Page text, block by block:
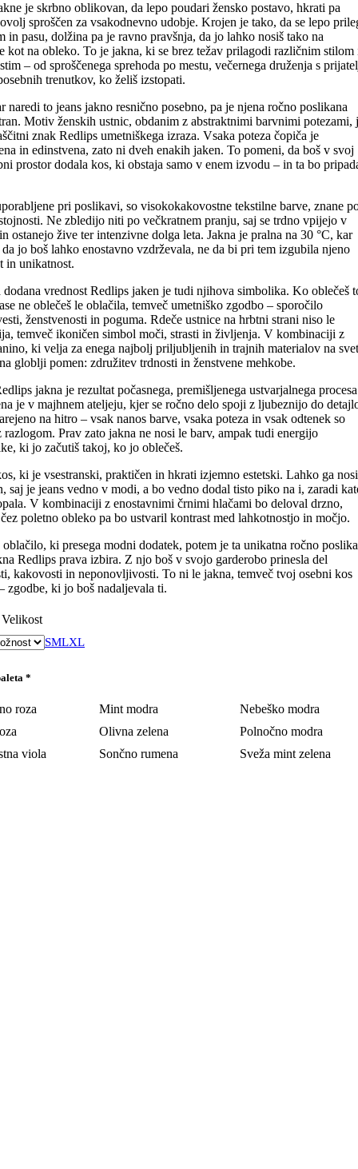
je skrbno oblikovan, da lepo poudari žensko postavo, hkrati pa
sproščen za vsakodnevno udobje. Krojen je tako, da se lepo
in pasu, dolžina pa je ravno pravšnja, da jo lahko nosiš tako na
kot na obleko. To je jakna, ki se brez težav prilagodi različnim stilom
– od sproščenega sprehoda po mestu, večernega druženja s
trenutkov, ko želiš izstopati.
naredi to jeans jakno resnično posebno, pa je njena ročno poslikana
Motiv ženskih ustnic, obdanim z abstraktnimi barvnimi potezami,
znak Redlips umetniškega izraza. Vsaka poteza čopiča je
in edinstvena, zato ni dveh enakih jaken. To pomeni, da boš v svoj
prostor dodala kos, ki obstaja samo v enem izvodu – in ta bo
pri poslikavi, so visokokakovostne tekstilne barve, znane
Ne zbledijo niti po večkratnem pranju, saj se trdno vpijejo v
ostanejo žive ter intenzivne dolga leta. Jakna je pralna na 30 °C, kar
jo boš lahko enostavno vzdrževala, ne da bi pri tem izgubila njeno
in unikatnost.
dodana vrednost Redlips jaken je tudi njihova simbolika. Ko oblečeš
ne oblečeš le oblačila, temveč umetniško zgodbo – sporočilo
ženstvenosti in poguma. Rdeče ustnice na hrbtni strani niso le
temveč ikoničen simbol moči, strasti in življenja. V kombinaciji z
ki velja za enega najbolj priljubljenih in trajnih materialov na
globlji pomen: združitev trdnosti in ženstvene mehkobe.
jakna je rezultat počasnega, premišljenega ustvarjalnega
je v majhnem ateljeju, kjer se ročno delo spoji z ljubeznijo do
na hitro – vsak nanos barve, vsaka poteza in vsak odtenek so
razlogom. Prav zato jakna ne nosi le barv, ampak tudi energijo
ki jo začutiš takoj, ko jo oblečeš.
ki je vsestranski, praktičen in hkrati izjemno estetski. Lahko ga
saj je jeans vedno v modi, a bo vedno dodal tisto piko na i, zaradi
V kombinaciji z enostavnimi črnimi hlačami bo deloval drzno,
poletno obleko pa bo ustvaril kontrast med lahkotnostjo in močjo.
oblačilo, ki presega modni dodatek, potem je ta unikatna ročno
Redlips prava izbira. Z njo boš v svojo garderobo prinesla del
kakovosti in neponovljivosti. To ni le jakna, temveč tvoj osebni kos
zgodbe, ki jo boš nadaljevala ti.
Velikost
SMLXL
*
roza Mint modra
Nebeško modra
Olivna zelena
Polnočno modra
viola
Sončno rumena Sveža mint zelena